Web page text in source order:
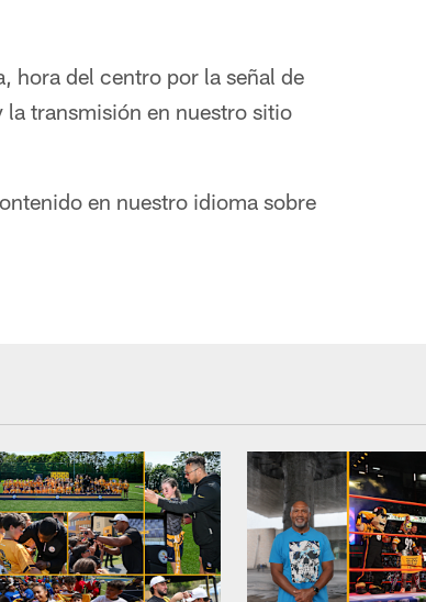
hora del centro por la señal de
la transmisión en nuestro sitio
en nuestro idioma sobre